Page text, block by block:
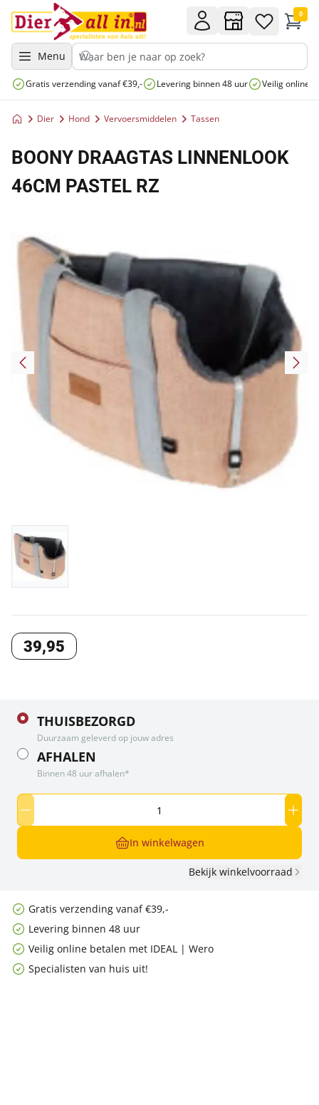
Menu
0
Gratis verzending vanaf €39,- Levering binnen 48 uur Veilig online
Dier Hond Vervoersmiddelen Tassen
BOONY DRAAGTAS LINNENLOOK
46CM PASTEL RZ
39,95
THUISBEZORGD
Duurzaam geleverd op jouw adres
AFHALEN
Binnen 48 uur afhalen*
In winkelwagen
Bekijk winkelvoorraad
Gratis verzending vanaf €39,-
Levering binnen 48 uur
Veilig online betalen met IDEAL | Wero
Specialisten van huis uit!